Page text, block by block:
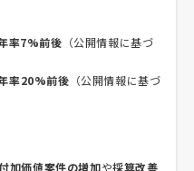
率7%前後 （公開情報に基づ
率20%前後 （公開情報に基づ
加価値案件の増加や採算改善